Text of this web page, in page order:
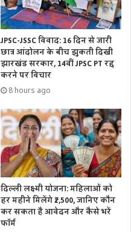
JPSC-JSSC विवाद: 16 दिन से जारी
छात्र आंदोलन के बीच झुकती दिखी
झारखंड सरकार, 14वीं JPSC PT रद्द
करने पर विचार
8 hours ago
दिल्ली लक्ष्मी योजना: महिलाओं को
हर महीने मिलेंगे ₹2,500, जानिए कौन
कर सकता है आवेदन और कैसे भरें
फॉर्म